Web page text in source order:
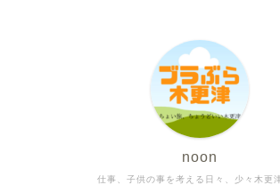
仕事、子供の事を考える日々、少々木更
noon